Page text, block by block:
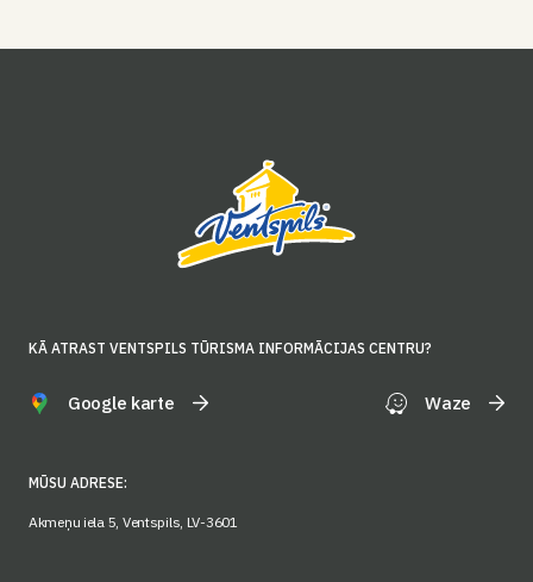
KĀ ATRAST VENTSPILS TŪRISMA INFORMĀCIJAS CENTRU?
Google karte Waze
MŪSU ADRESE:
Akmeņu iela 5, Ventspils, LV-3601